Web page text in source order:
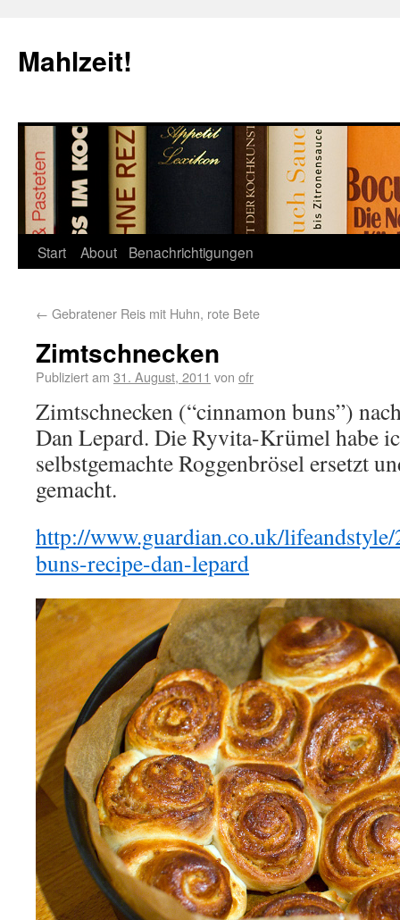
Mahlzeit!
Start About Benachrichtigungen
← Gebratener Reis mit Huhn, rote Bete
Zimtschnecken
Publiziert am 31. August, 2011 von ofr
Zimtschnecken (“cinnamon buns”)
Dan Lepard. Die Ryvita-Krümel habe
selbstgemachte Roggenbrösel ersetzt
gemacht.
http://www.guardian.co.uk/
buns-recipe-dan-lepard